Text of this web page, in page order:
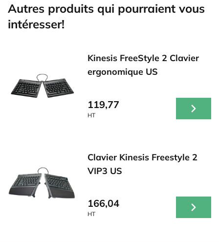
Autres produits qui pourraient vous
intéresser!
Kinesis FreeStyle 2 Clavier
ergonomique US
119,77
HT
Clavier Kinesis Freestyle 2
VIP3 US
166,04
HT